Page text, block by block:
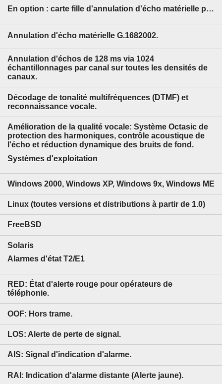
En option : carte fille d'annulation d'écho matérielle par DSP.
Annulation d'écho matérielle G.1682002.
Annulation d'échos de 128 ms via 1024
échantillonnages par canal sur toutes les densités de
canaux.
Décodage de tonalité multifréquences (DTMF) et
reconnaissance vocale.
Amélioration de la qualité vocale: Système Octasic de
protection des harmoniques, contrôle acoustique de
l'écho et réduction dynamique des bruits de fond.
Systèmes d'exploitation
Windows 2000, Windows XP, Windows 9x, Windows ME
Linux (toutes versions et distributions à partir de 1.0)
FreeBSD
Solaris
Alarmes d'état T2/E1
RED: État d'alerte rouge pour opérateurs de
téléphonie.
OOF: Hors trame.
LOS: Alerte de perte de signal.
AIS: Signal d'indication d'alarme.
RAI: Indication d'alarme distante (Alerte jaune).